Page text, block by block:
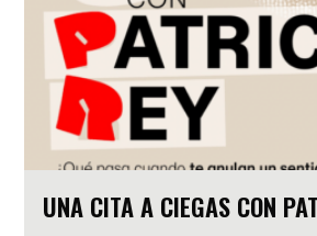
UNA CITA A CIEGAS CON